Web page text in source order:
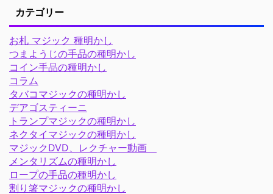
カテゴリー
お札 マジック 種明かし
つまようじの手品の種明かし
コイン手品の種明かし
コラム
タバコマジックの種明かし
デアゴスティーニ
トランプマジックの種明かし
ネクタイマジックの種明かし
マジックDVD、レクチャー動画
メンタリズムの種明かし
ロープの手品の種明かし
割り箸マジックの種明かし